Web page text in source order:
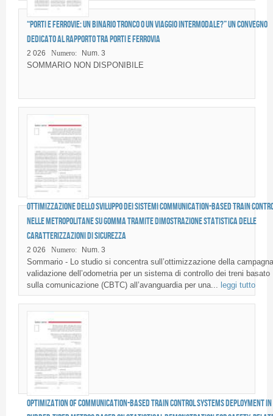
“Porti e Ferrovie: un binario tronco o un viaggio intermodale?” Un convegno
dedicato al rapporto tra porti e ferrovia
2 026 Numero: Num. 3
SOMMARIO NON DISPONIBILE
Ottimizzazione dello sviluppo dei sistemi Communication-Based Train
nelle metropolitane su gomma tramite dimostrazione statistica delle
caratterizzazioni di sicurezza
2 026 Numero: Num. 3
Sommario - Lo studio si concentra sull’ottimizzazione della
validazione dell’odometria per un sistema di controllo dei treni basato
sulla comunicazione (CBTC) all’avanguardia per una...
leggi tutto
Optimization of Communication-Based Train Control systems deployment in